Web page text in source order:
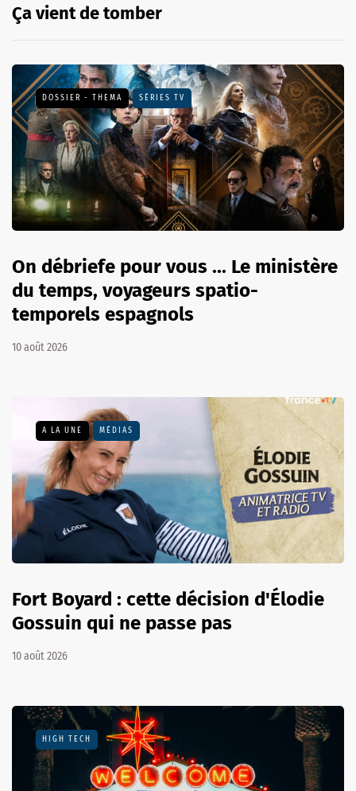
Ça vient de tomber
DOSSIER - THEMA SÉRIES TV
On débriefe pour vous ... Le ministère
du temps, voyageurs spatio-
temporels espagnols
10 août 2026
A LA UNE MÉDIAS
Fort Boyard : cette décision d'Élodie
Gossuin qui ne passe pas
10 août 2026
HIGH TECH